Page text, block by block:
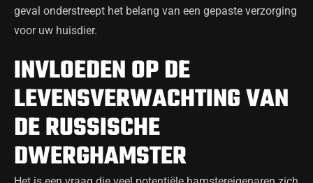
geval onderstreept het belang van een gepaste verzorging
voor uw huisdier.
INVLOEDEN OP DE
LEVENSVERWACHTING VAN
DE RUSSISCHE
DWERGHAMSTER